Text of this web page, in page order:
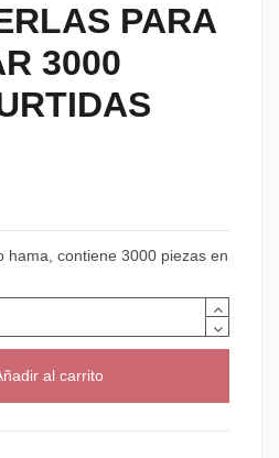
PARA
3000
hama, contiene 3000 piezas en
al carrito